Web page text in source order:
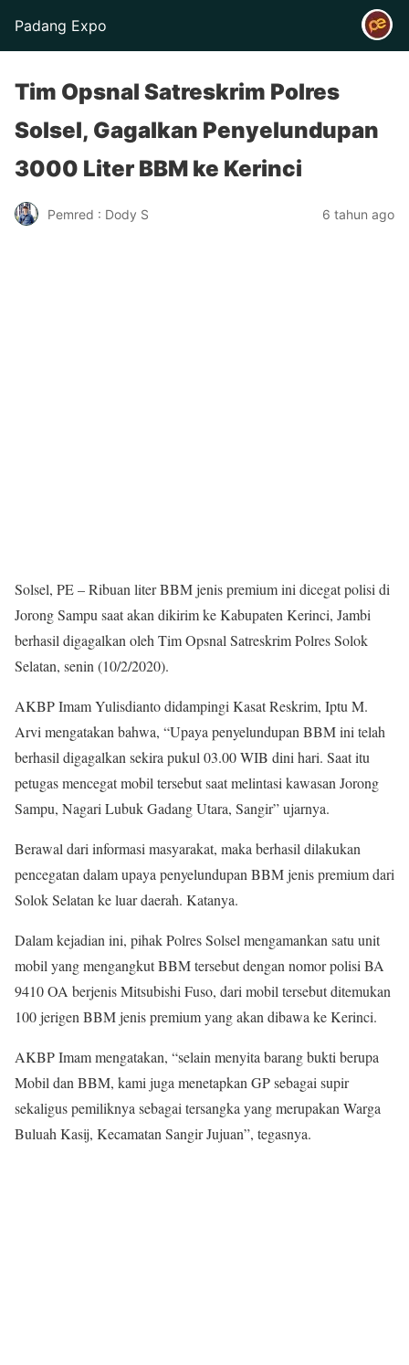
Padang Expo
Tim Opsnal Satreskrim Polres
Solsel, Gagalkan Penyelundupan
3000 Liter BBM ke Kerinci
Pemred : Dody S 6 tahun ago
Solsel, PE – Ribuan liter BBM jenis premium ini dicegat polisi di
Jorong Sampu saat akan dikirim ke Kabupaten Kerinci, Jambi
berhasil digagalkan oleh Tim Opsnal Satreskrim Polres Solok
Selatan, senin (10/2/2020).
AKBP Imam Yulisdianto didampingi Kasat Reskrim, Iptu M.
Arvi mengatakan bahwa, “Upaya penyelundupan BBM ini telah
berhasil digagalkan sekira pukul 03.00 WIB dini hari. Saat itu
petugas mencegat mobil tersebut saat melintasi kawasan Jorong
Sampu, Nagari Lubuk Gadang Utara, Sangir” ujarnya.
Berawal dari informasi masyarakat, maka berhasil dilakukan
pencegatan dalam upaya penyelundupan BBM jenis premium dari
Solok Selatan ke luar daerah. Katanya.
Dalam kejadian ini, pihak Polres Solsel mengamankan satu unit
mobil yang mengangkut BBM tersebut dengan nomor polisi BA
9410 OA berjenis Mitsubishi Fuso, dari mobil tersebut ditemukan
100 jerigen BBM jenis premium yang akan dibawa ke Kerinci.
AKBP Imam mengatakan, “selain menyita barang bukti berupa
Mobil dan BBM, kami juga menetapkan GP sebagai supir
sekaligus pemiliknya sebagai tersangka yang merupakan Warga
Buluah Kasij, Kecamatan Sangir Jujuan”, tegasnya.